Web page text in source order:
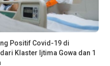
Positif Covid-19 di
Klaster Ijtima Gowa dan 1